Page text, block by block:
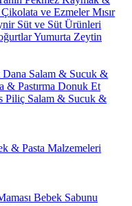
ve EzmelerMısır
Süt ve Süt Ürünleri
Yumurta Zeytin
Dana Salam & Sucuk &
& Pastırma Donuk Et
Piliç Salam & Sucuk &
& Pasta Malzemeleri
Bebek Sabunu